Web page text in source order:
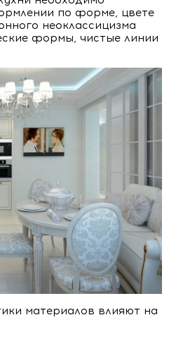
по форме, цвете
неоклассицизма
формы, чистые линии
материалов влияют на